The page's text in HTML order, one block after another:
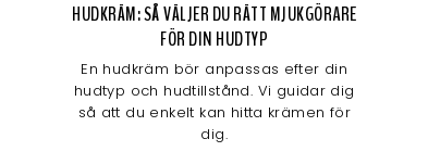
HUDKRÄM: SÅ VÄLJER DU RÄTT MJUKGÖRARE
FÖR DIN HUDTYP
En hudkräm bör anpassas efter din
hudtyp och hudtillstånd. Vi guidar dig
så att du enkelt kan hitta krämen för
dig.